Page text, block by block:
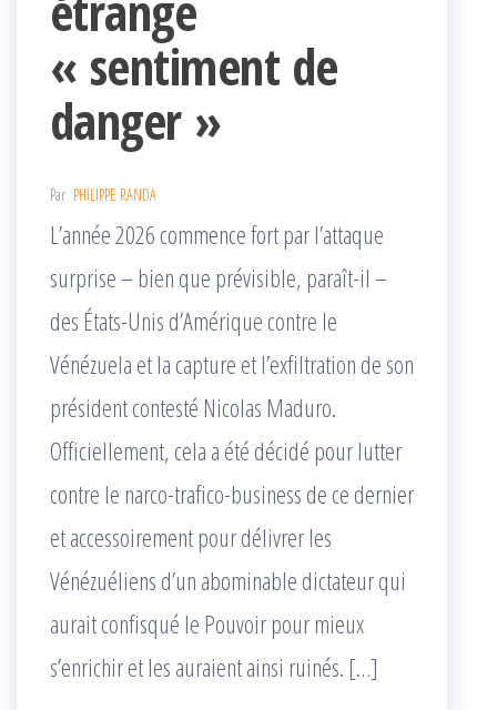
« sentiment de
danger »
Par PHILIPPE RANDA
L’année 2026 commence fort par l’attaque
surprise – bien que prévisible, paraît-il ­–
des États-Unis d’Amérique contre le
Vénézuela et la capture et l’exfiltration de son
président contesté Nicolas Maduro.
Officiellement, cela a été décidé pour lutter
contre le narco-trafico-business de ce dernier
et accessoirement pour délivrer les
Vénézuéliens d’un abominable dictateur qui
aurait confisqué le Pouvoir pour mieux
s’enrichir et les auraient ainsi ruinés. […]